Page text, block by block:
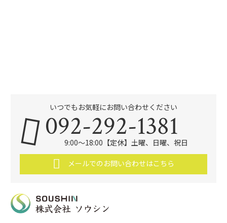
いつでもお気軽にお問い合わせください
092-292-1381
9:00～18:00【定休】土曜、日曜、祝日
メールでのお問い合わせはこちら